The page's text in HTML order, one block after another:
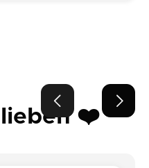
lieben ❤️
 